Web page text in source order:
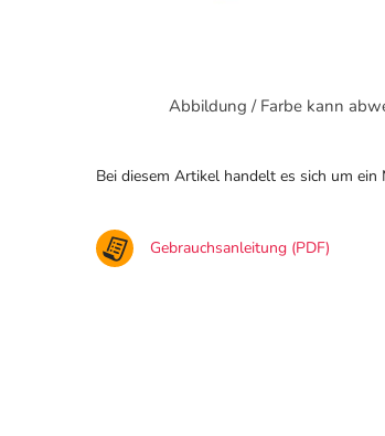
Abbildung / Farbe kann
Bei diesem Artikel handelt es sich um ein
Gebrauchsanleitung (PDF)